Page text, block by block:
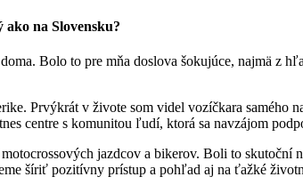
na Slovensku?
Bolo to pre mňa doslova šokujúce, najmä z
Prvýkrát v živote som videl vozíčkara samého
centre s komunitou ľudí, ktorá sa navzájom
jazdcov a bikerov. Boli to skutoční
šíriť pozitívny prístup a pohľad aj na ťažké